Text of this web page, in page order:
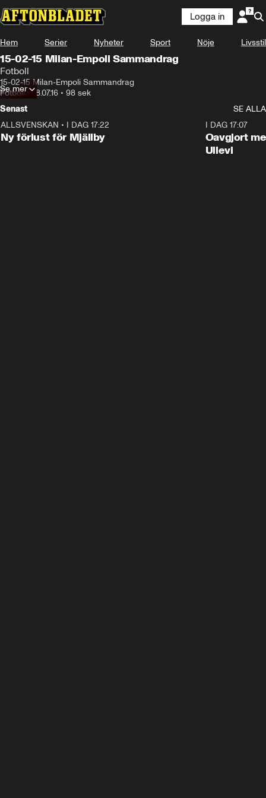
Logga in
Hem Serier Nyheter Sport Nöje Livsstil
15-02-15 Milan-Empoli Sammandrag
Fotboll
15-02-15 Milan-Empoli Sammandrag
Fotboll•18.07.16 • 98 sek
Se mer
Senast
SE ALLA
ALLSVENSKAN • I DAG 17:22
Ny förlust för Mjällby
I DAG 17:07
Oavgjort
Ullevi